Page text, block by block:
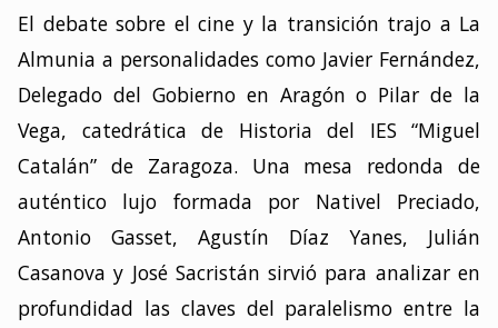
El debate sobre el cine y la transición trajo a La
Almunia a personalidades como Javier Fernández,
Delegado del Gobierno en Aragón o Pilar de la
Vega, catedrática de Historia del IES “Miguel
Catalán” de Zaragoza. Una mesa redonda de
auténtico lujo formada por Nativel Preciado,
Antonio Gasset, Agustín Díaz Yanes, Julián
Casanova y José Sacristán sirvió para analizar en
profundidad las claves del paralelismo entre la